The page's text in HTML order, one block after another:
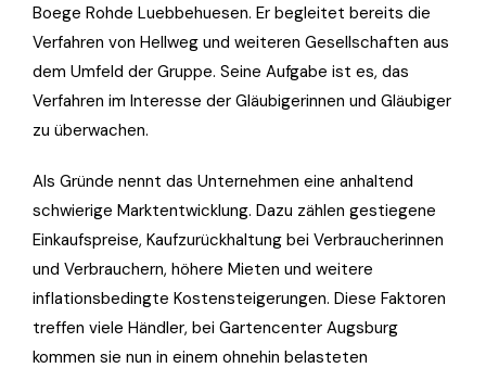
Boege Rohde Luebbehuesen. Er begleitet bereits die
Verfahren von Hellweg und weiteren Gesellschaften aus
dem Umfeld der Gruppe. Seine Aufgabe ist es, das
Verfahren im Interesse der Gläubigerinnen und Gläubiger
zu überwachen.
Als Gründe nennt das Unternehmen eine anhaltend
schwierige Marktentwicklung. Dazu zählen gestiegene
Einkaufspreise, Kaufzurückhaltung bei Verbraucherinnen
und Verbrauchern, höhere Mieten und weitere
inflationsbedingte Kostensteigerungen. Diese Faktoren
treffen viele Händler, bei Gartencenter Augsburg
kommen sie nun in einem ohnehin belasteten